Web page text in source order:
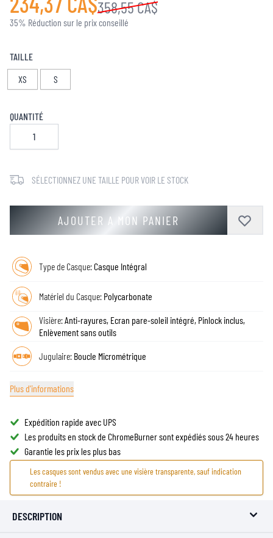
358,55 CA$
35% Réduction sur le prix conseillé
TAILLE
XS
S
QUANTITÉ
SÉLECTIONNEZ UNE TAILLE POUR VOIR LE STOCK
AJOUTER A MON PANIER
Type de Casque:Casque Intégral
Matériel du Casque: Polycarbonate
Visière:Anti-rayures, Ecran pare-soleil intégré, Pinlock inclus,
Enlèvement sans outils
Jugulaire: Boucle Micrométrique
Plus d'informations
Expédition rapide avec UPS
Les produits en stock de ChromeBurner sont expédiés sous 24 heures
Garantie les prix les plus bas
Les casques sont vendus avec une visière transparente, sauf indication
contraire !
DESCRIPTION